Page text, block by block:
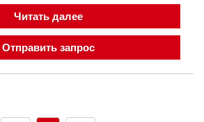
Читать далее
Отправить запрос